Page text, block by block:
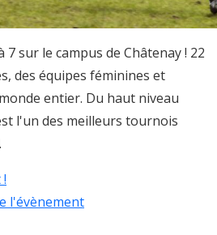
sur le campus de Châtenay ! 22
des équipes féminines et
entier. Du haut niveau
l'un des meilleurs tournois
l'évènement